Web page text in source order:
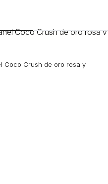
Coco Crush de oro rosa y